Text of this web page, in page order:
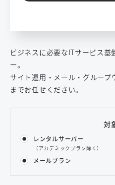
ビジネスに必要なITサービス
ー。
サイト運用・メール・グルー
までお任せください。
対
レンタルサーバー
（アカデミックプラン除く）
メールプラン